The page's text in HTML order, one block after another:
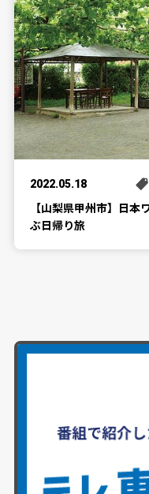
2022.05.18
【山梨県甲州市】日
ぶ日帰り旅